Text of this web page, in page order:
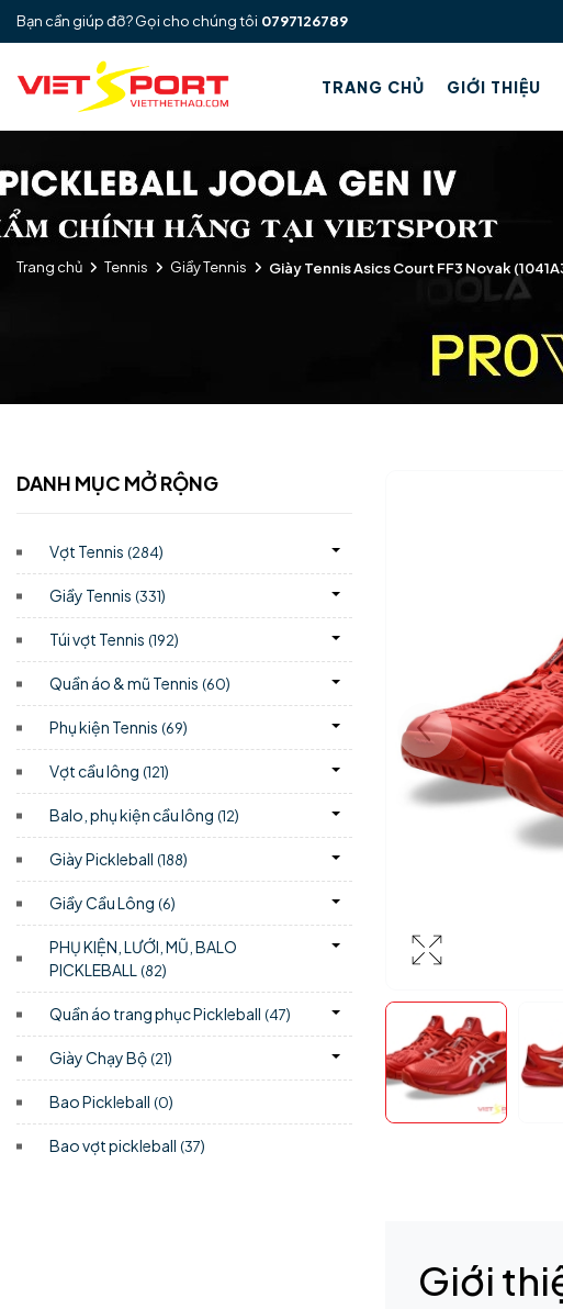
Bạn cần giúp đỡ? Gọi cho chúng tôi 0797126789
TRANG CHỦ GIỚI THIỆU
Trang chủ Tennis Giầy Tennis Giày Tennis Asics Court FF3 Novak
DANH MỤC MỞ RỘNG
Vợt Tennis (284)
Giầy Tennis (331)
Túi vợt Tennis (192)
Quần áo & mũ Tennis (60)
Phụ kiện Tennis (69)
Vợt cầu lông (121)
Balo, phụ kiện cầu lông (12)
Giày Pickleball (188)
Giầy Cầu Lông (6)
PHỤ KIỆN, LƯỚI, MŨ, BALO
PICKLEBALL (82)
Quần áo trang phục Pickleball (47)
Giày Chạy Bộ (21)
Bao Pickleball (0)
Bao vợt pickleball (37)
Giới